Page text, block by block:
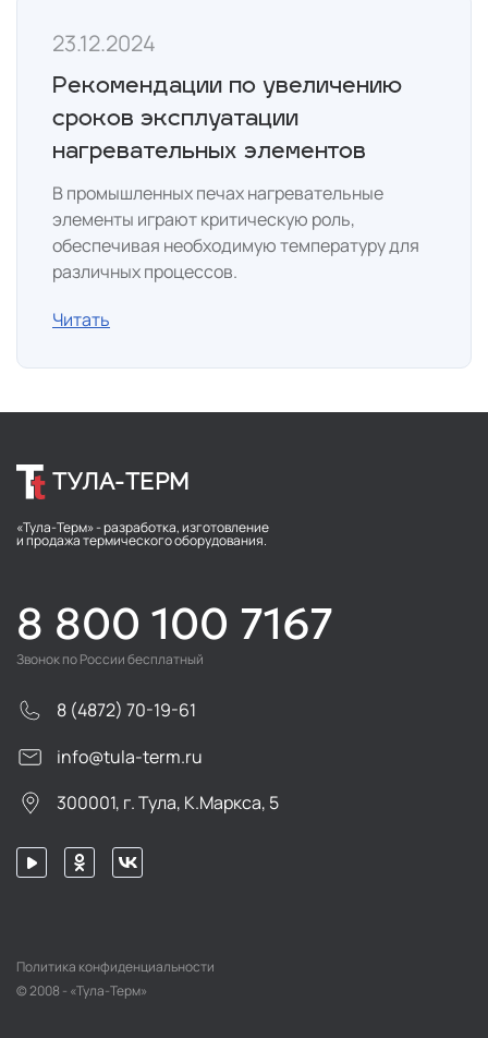
23.12.2024
Рекомендации по увеличению
сроков эксплуатации
нагревательных элементов
В промышленных печах нагревательные
элементы играют критическую роль,
обеспечивая необходимую температуру для
различных процессов.
Читать
ТУЛА-ТЕРМ
«Тула-Терм» - разработка, изготовление
и продажа термического оборудования.
8 800 100 7167
Звонок по России бесплатный
8 (4872) 70-19-61
info@tula-term.ru
300001, г. Тула, К.Маркса, 5
Политика конфиденциальности
© 2008 - «Тула-Терм»